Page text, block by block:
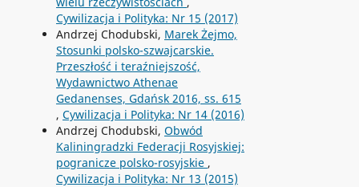
Cywilizacja i Polityka: Nr 15 (2017)
Andrzej Chodubski, Marek Żejmo,
Stosunki polsko-szwajcarskie.
Przeszłość i teraźniejszość,
Wydawnictwo Athenae
Gedanenses, Gdańsk 2016, ss. 615
, Cywilizacja i Polityka: Nr 14 (2016)
Andrzej Chodubski, Obwód
Kaliningradzki Federacji Rosyjskiej:
pogranicze polsko-rosyjskie ,
Cywilizacja i Polityka: Nr 13 (2015)